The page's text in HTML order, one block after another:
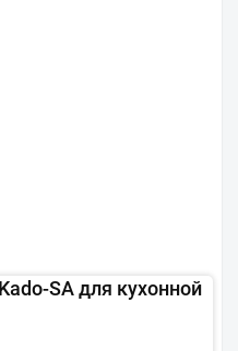
SA для кухонной